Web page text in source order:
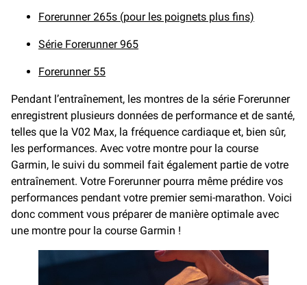
Forerunner 265s (pour les poignets plus fins)
Série Forerunner 965
Forerunner 55
Pendant l’entraînement, les montres de la série Forerunner
enregistrent plusieurs données de performance et de santé,
telles que la V02 Max, la fréquence cardiaque et, bien sûr,
les performances. Avec votre montre pour la course
Garmin, le suivi du sommeil fait également partie de votre
entraînement. Votre Forerunner pourra même prédire vos
performances pendant votre premier semi-marathon. Voici
donc comment vous préparer de manière optimale avec
une montre pour la course Garmin !